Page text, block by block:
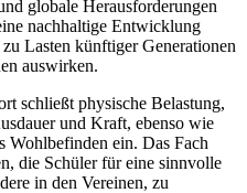
globale Herausforderungen
nachhaltige Entwicklung
Lasten künftiger Generationen
auswirken.
schließt physische Belastung,
und Kraft, ebenso wie
Wohlbefinden ein. Das Fach
die Schüler für eine sinnvolle
in den Vereinen, zu